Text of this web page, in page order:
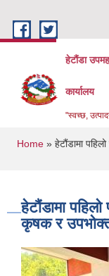
हेटौंडा
कार्यालय
"स्वच्छ,
You are
Home » हेटौंडामा
हेटौंडामा
कृषक र